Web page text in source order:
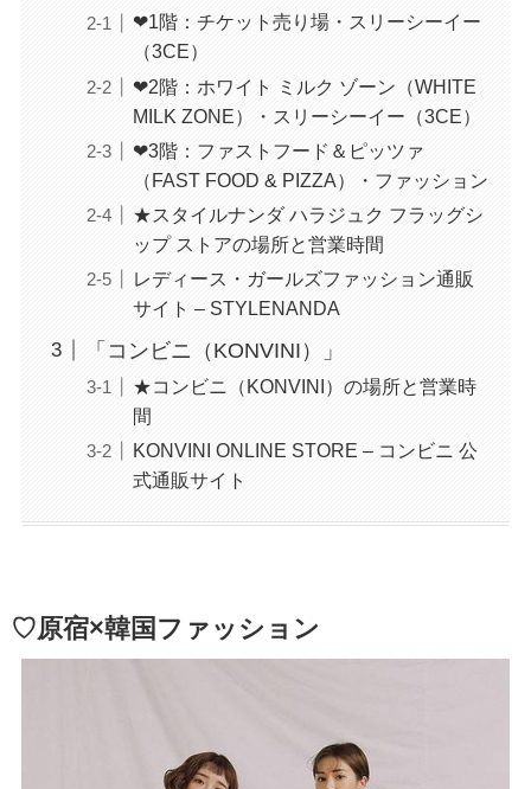
❤1階：チケット売り場・スリーシーイー
（3CE）
❤2階：ホワイト ミルク ゾーン（WHITE
MILK ZONE）・スリーシーイー（3CE）
❤3階：ファストフード＆ピッツァ
（FAST FOOD & PIZZA）・ファッション
★スタイルナンダ ハラジュク フラッグシ
ップ ストアの場所と営業時間
レディース・ガールズファッション通販
サイト – STYLENANDA
「コンビニ（KONVINI）」
★コンビニ（KONVINI）の場所と営業時
間
KONVINI ONLINE STORE – コンビニ 公
式通販サイト
♡原宿×韓国ファッション